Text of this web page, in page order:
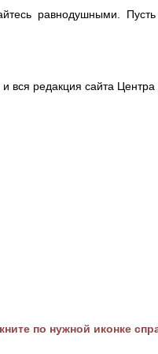
равнодушными. Пусть
вся редакция сайта
по нужной иконке